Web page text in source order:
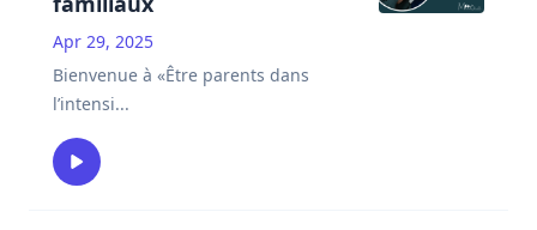
Apr 29, 2025
Bienvenue à «Être parents dans
l’intensi...